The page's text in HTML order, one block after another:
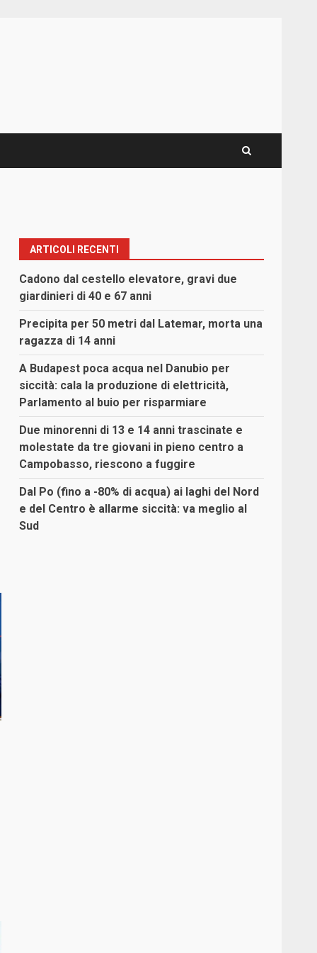
ARTICOLI RECENTI
Cadono dal cestello elevatore, gravi due
giardinieri di 40 e 67 anni
Precipita per 50 metri dal Latemar, morta una
ragazza di 14 anni
A Budapest poca acqua nel Danubio per
siccità: cala la produzione di elettricità,
Parlamento al buio per risparmiare
Due minorenni di 13 e 14 anni trascinate e
molestate da tre giovani in pieno centro a
Campobasso, riescono a fuggire
Dal Po (fino a -80% di acqua) ai laghi del Nord
e del Centro è allarme siccità: va meglio al
Sud